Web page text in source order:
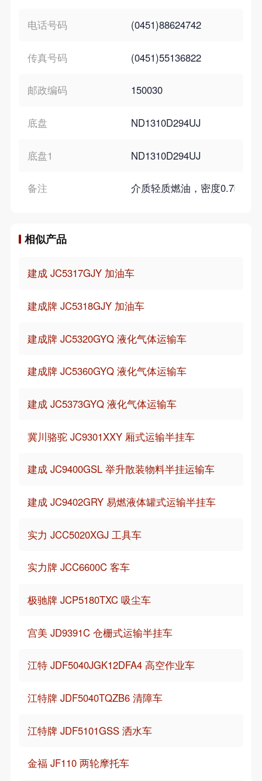
电话号码 (0451)88624742
传真号码 (0451)55136822
邮政编码 150030
底盘 ND1310D294UJ
底盘1 ND1310D294UJ
备注 介质轻质燃油，密度0.7吨/立
相似产品
建成 JC5317GJY 加油车
建成牌 JC5318GJY 加油车
建成牌 JC5320GYQ 液化气体运输车
建成牌 JC5360GYQ 液化气体运输车
建成 JC5373GYQ 液化气体运输车
冀川骆驼 JC9301XXY 厢式运输半挂车
建成 JC9400GSL 举升散装物料半挂运输车
建成 JC9402GRY 易燃液体罐式运输半挂车
实力 JCC5020XGJ 工具车
实力牌 JCC6600C 客车
极驰牌 JCP5180TXC 吸尘车
宫美 JD9391C 仓栅式运输半挂车
江特 JDF5040JGK12DFA4 高空作业车
江特牌 JDF5040TQZB6 清障车
江特牌 JDF5101GSS 洒水车
金福 JF110 两轮摩托车